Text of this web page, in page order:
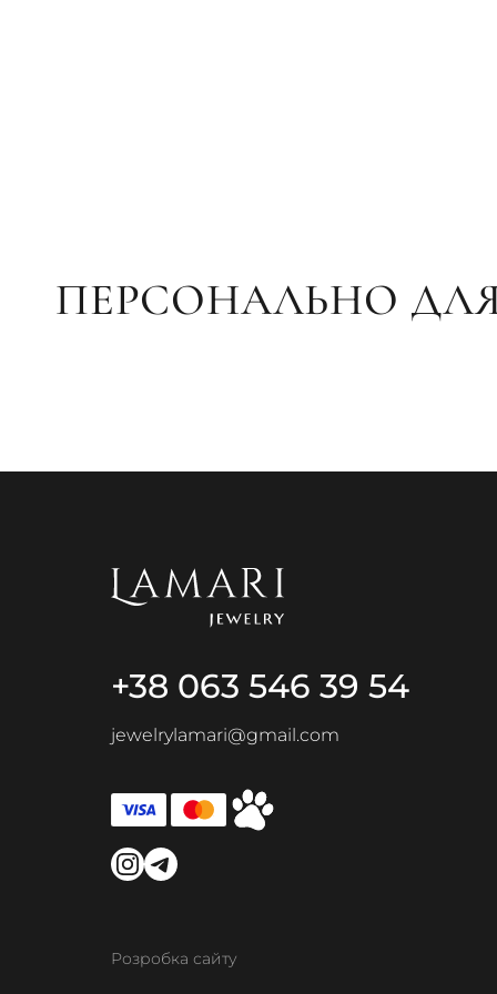
ПЕРСОНАЛЬНО
+38 063 546 39 54
jewelrylamari@gmail.com
Розробка сайту